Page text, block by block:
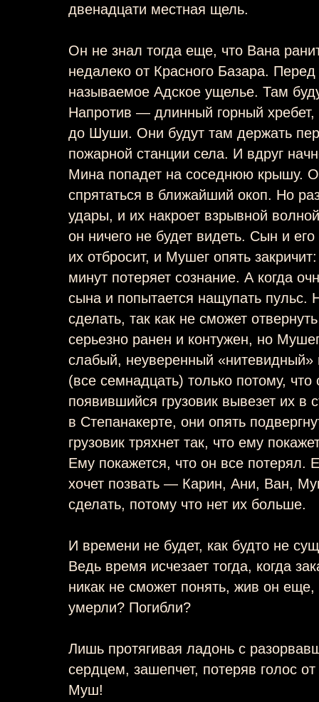
двенадцати местная щель.
Он не знал тогда еще, что Вана
недалеко от Красного Базара. Перед
называемое Адское ущелье. Там
Напротив — длинный горный
до Шуши. Они будут там держать
пожарной станции села. И вдруг
Мина попадет на соседнюю крышу.
спрятаться в ближайший окоп. Но
удары, и их накроет взрывной
он ничего не будет видеть. Сын и
их отбросит, и Мушег опять
минут потеряет сознание. А когда
сына и попытается нащупать пульс.
сделать, так как не сможет
серьезно ранен и контужен, но
слабый, неуверенный «нитевидный»
(все семнадцать) только потому,
появившийся грузовик вывезет их в
в Степанакерте, они опять
грузовик тряхнет так, что ему
Ему покажется, что он все потерял.
хочет позвать — Карин, Ани, Ван,
сделать, потому что нет их больше.
И времени не будет, как будто не
Ведь время исчезает тогда, когда
никак не сможет понять, жив он
умерли? Погибли?
Лишь протягивая ладонь с
сердцем, зашепчет, потеряв голос
Муш!